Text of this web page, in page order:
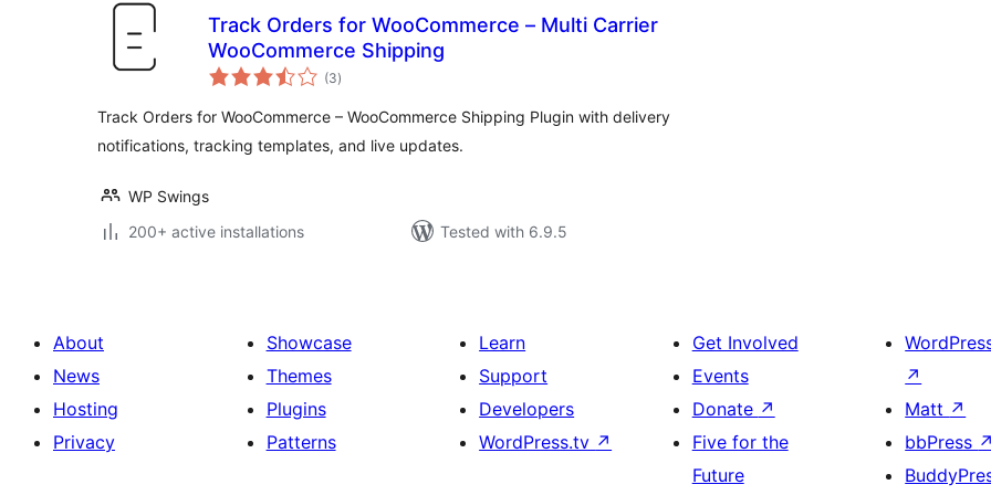
Track Orders for WooCommerce – Multi Carrier
WooCommerce Shipping
(3total
ratings
)
Track Orders for WooCommerce – WooCommerce Shipping Plugin with delivery
notifications, tracking templates, and live updates.
WP Swings
200+ active installations
Tested with 6.9.5
About
News
Hosting
Privacy
Showcase
Themes
Plugins
Patterns
Learn
Support
Developers
WordPress.tv ↗
Get Involved
Events
Donate ↗
Five for the
Future
↗
Matt ↗
bbPress ↗